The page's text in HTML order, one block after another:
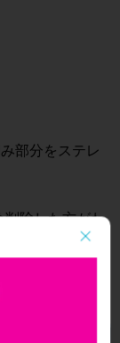
部分をステレ
除した方がわ
プロジェ